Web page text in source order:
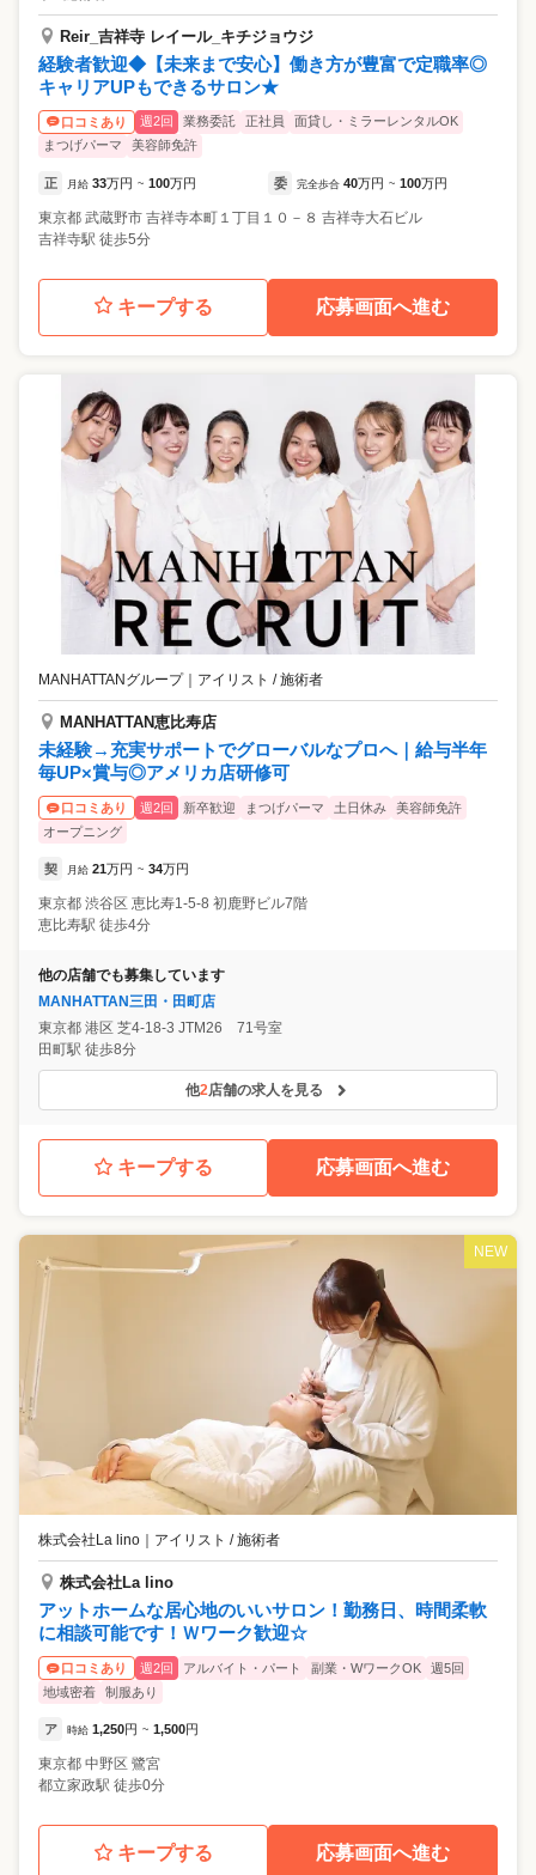
Reir_吉祥寺 レイール_キチジョウジ
経験者歓迎◆【未来まで安心】働き方が豊富で定職率◎
キャリアUPもできるサロン★
口コミあり 週2回 業務委託 正社員
面貸し・ミラーレンタルOK
まつげパーマ
美容師免許
正 月給 33万円 ~ 100万円 委 完全歩合 40万円 ~ 100万円
東京都 武蔵野市 吉祥寺本町１丁目１０－８ 吉祥寺大石ビル
吉祥寺駅 徒歩5分
キープする 応募画面へ進む
MANHATTANグループ｜ アイリスト / 施術者
MANHATTAN恵比寿店
未経験→充実サポートでグローバルなプロへ｜給与半年
毎UP×賞与◎アメリカ店研修可
口コミあり 週2回 新卒歓迎 まつげパーマ 土日休み
美容師免許
オープニング
契 月給 21万円 ~ 34万円
東京都 渋谷区 恵比寿1-5-8 初鹿野ビル7階
恵比寿駅 徒歩4分
他の店舗でも募集しています
MANHATTAN三田・田町店
東京都 港区 芝4-18-3 JTM26 71号室
田町駅 徒歩8分
他2店舗の求人を見る
キープする 応募画面へ進む
NEW
株式会社La lino アイリスト / 施術者
株式会社La lino
アットホームな居心地のいいサロン！勤務日、時間柔軟
に相談可能です！Ｗワーク歓迎☆
口コミあり 週2回 アルバイト・パート 副業・WワークOK
週5回
地域密着
制服あり
ア 時給 1,250円 ~ 1,500円
東京都 中野区 鷺宮
都立家政駅 徒歩0分
キープする 応募画面へ進む